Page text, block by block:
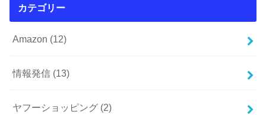
カテゴリー
Amazon (12)
情報発信 (13)
ヤフーショッピング (2)